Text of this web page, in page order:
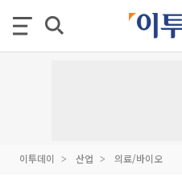
이투데이 산업 의료/바이오